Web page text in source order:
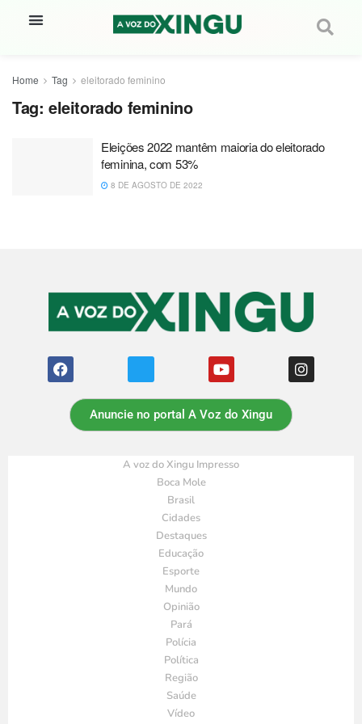
Home Tag eleitorado feminino
Tag: eleitorado feminino
Eleições 2022 mantêm maioria do eleitorado
feminina, com 53%
8 DE AGOSTO DE 2022
Anuncie no portal A Voz do Xingu
A voz do Xingu Impresso
Boca Mole
Brasil
Cidades
Destaques
Educação
Esporte
Mundo
Opinião
Pará
Polícia
Política
Região
Saúde
Vídeo